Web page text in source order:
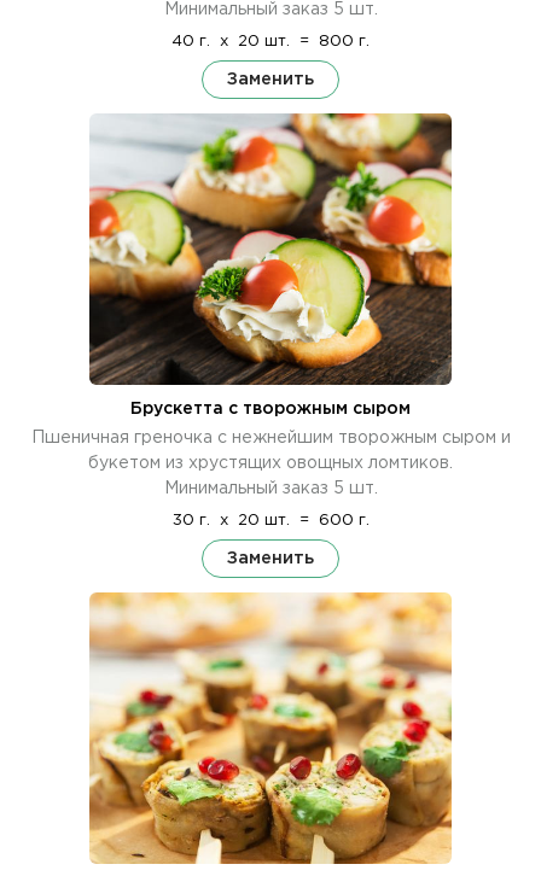
Минимальный заказ 5 шт.
40 г. x 20 шт. = 800 г.
Заменить
Брускетта с творожным сыром
Пшеничная греночка с нежнейшим творожным сыром и
букетом из хрустящих овощных ломтиков.
Минимальный заказ 5 шт.
30 г. x 20 шт. = 600 г.
Заменить